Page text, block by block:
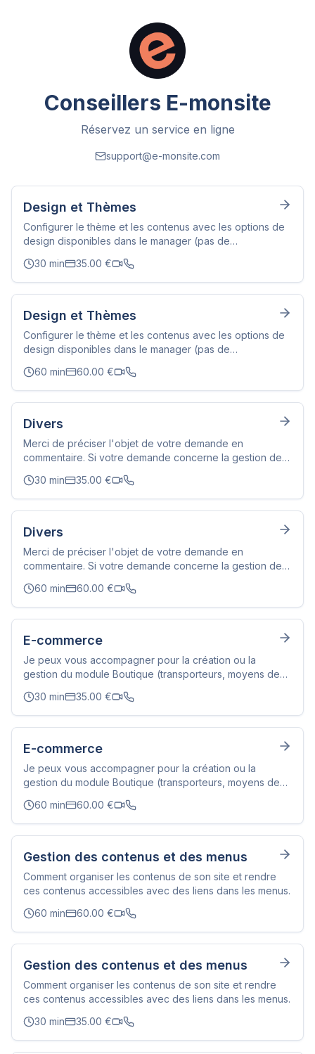
Conseillers E-monsite
Réservez un service en ligne
support@e-monsite.com
Design et Thèmes
Configurer le thème et les contenus avec les options de
design disponibles dans le manager (pas de
30 min 35.00 €
Design et Thèmes
Configurer le thème et les contenus avec les options de
design disponibles dans le manager (pas de
60 min 60.00 €
Divers
Merci de préciser l'objet de votre demande en
commentaire. Si votre demande concerne la gestion des
invitons à passer par le support en ligne dans un premier
temps.
30 min 35.00 €
Divers
Merci de préciser l'objet de votre demande en
commentaire. Si votre demande concerne la gestion des
invitons à passer par le support en ligne dans un premier
temps.
60 min 60.00 €
E-commerce
Je peux vous accompagner pour la création ou la
gestion du module Boutique (transporteurs, moyens de
30 min 35.00 €
E-commerce
Je peux vous accompagner pour la création ou la
gestion du module Boutique (transporteurs, moyens de
60 min 60.00 €
Gestion des contenus et des menus
Comment organiser les contenus de son site et rendre
ces contenus accessibles avec des liens dans les menus.
60 min 60.00 €
Gestion des contenus et des menus
Comment organiser les contenus de son site et rendre
ces contenus accessibles avec des liens dans les menus.
30 min 35.00 €